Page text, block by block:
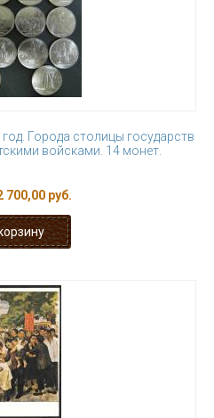
Города столицы государств
войсками. 14 монет.
700,00 руб.